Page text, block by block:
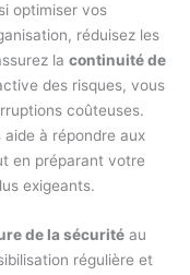
optimiser vos
réduisez les
lacontinuité de
des risques, vous
coûteuses.
à répondre aux
en préparant votre
exigeants.
de la sécurité au
régulière et